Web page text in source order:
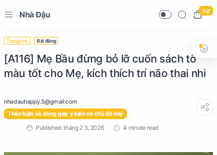
Nhà Đậu 0 ₫
Trang chủ Bài đăng
[A116] Mẹ Bầu đừng bỏ lỡ cuốn sách tô
màu tốt cho Mẹ, kích thích trí não thai nhi
Thảo luận và đóng góp ý kiến về chủ đề này
4 minute read